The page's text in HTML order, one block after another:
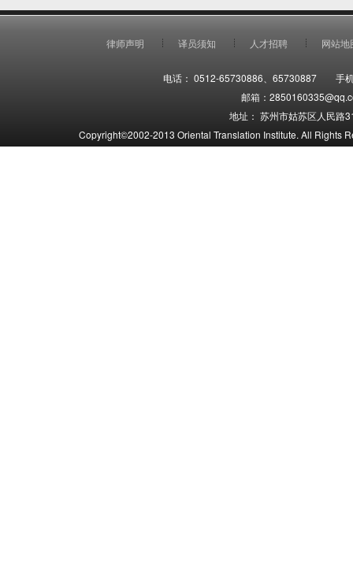
律师声明 译员须知 人才招聘 网站地
电话： 0512-65730886、65730887 手机
邮箱：
地址： 苏州市姑苏区人民路
Copyright©2002-2013 Oriental Translation Institute. All